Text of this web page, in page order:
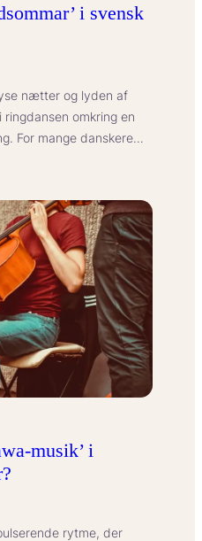
i svensk
nætter og lyden af
omkring en
For mange danskere…
musik’ i
rytme, der